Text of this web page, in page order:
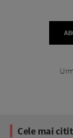
Cele mai